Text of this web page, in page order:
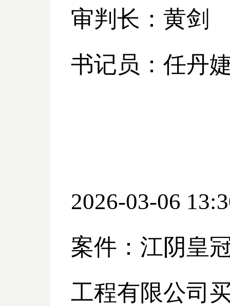
审判长：黄剑
书记员：任丹
2026-03-06
案件：江阴皇
工程有限公司